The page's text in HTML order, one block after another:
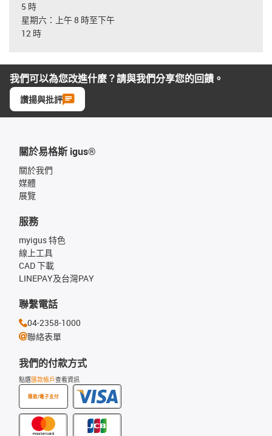
5 時
星期六：上午 8 時至下午
12 時
我們可以為您改進什麼？請與我們分享您的回饋。
讚揚與批評
關於易格斯 igus®
關於我們
媒體
展覽
我們的付款方式
點選匯款帳戶查看資訊
匯款/電子支付
服務
myigus 特色
線上工具
CAD 下載
LINEPAY及台灣PAY
聯繫電話
04-2358-1000
聯絡表單